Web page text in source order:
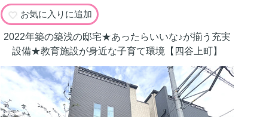
お気に入りに追加
2022年築の築浅の邸宅★あったらいいな♪が揃う充実
設備★教育施設が身近な子育て環境【四谷上町】